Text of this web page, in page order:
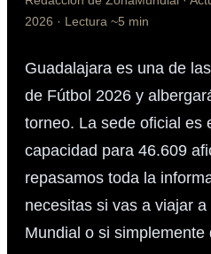
2026 · Lectura ~5 min
Guadalajara es una de
de Fútbol 2026 y
torneo. La sede oficial es
capacidad para 46.609
repasamos toda la
necesitas si vas a viajar
Mundial o si